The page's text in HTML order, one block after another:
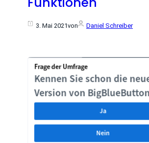
3. Mai 2021von Daniel Schreiber